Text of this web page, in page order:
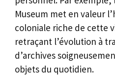
Museum met en valeur
coloniale riche de cette
retraçant l’évolution à
d’archives
objets du quotidien.